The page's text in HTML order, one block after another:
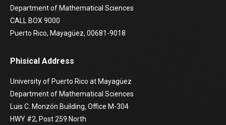
Department of Mathematical Sciences
CALL BOX 9000
Puerto Rico, Mayagüez, 00681-9018
Phisical Address
University of Puerto Rico at Mayagüez
Department of Mathematical Sciences
Luis C. Monzón Building, Office M-304
HWY #2, Post 259 North